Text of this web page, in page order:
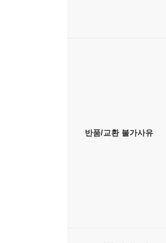
반품/교환 불가사유